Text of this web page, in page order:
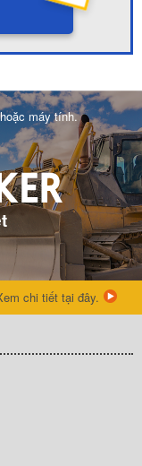
máy tính.
chi tiết tại đây.